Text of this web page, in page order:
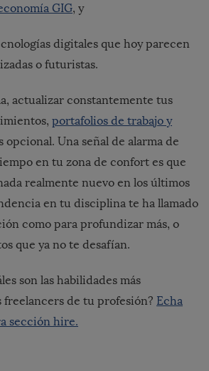
GIG, y
digitales que hoy parecen
o futuristas.
actualizar constantemente tus
portafolios de trabajo y
opcional. Una señal de alarma de
en tu zona de confort es que
realmente nuevo en los últimos
en tu disciplina te ha llamado
como para profundizar más, o
que ya no te desafían.
son las habilidades más
freelancers de tu profesión? Echa
sección hire.